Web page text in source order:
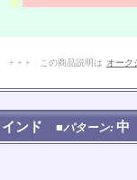
+ + + この商品説明は オーク
インド ■パターン: 中